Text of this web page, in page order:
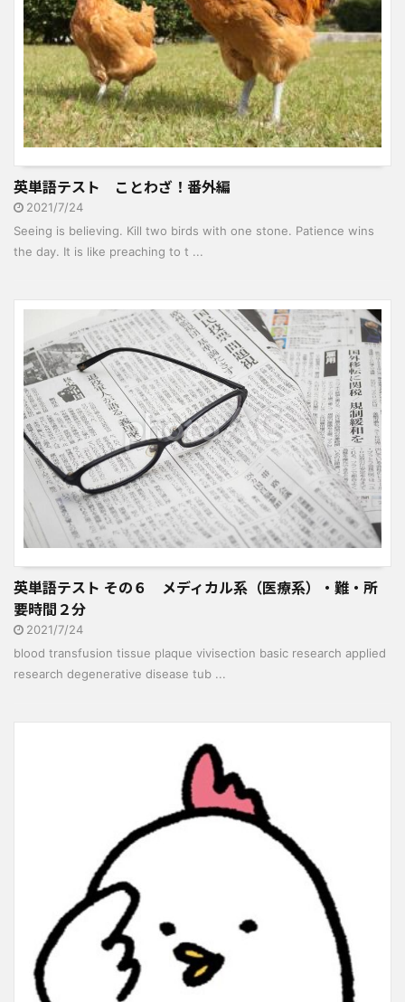
英単語テスト ことわざ！番外編
2021/7/24
Seeing is believing. Kill two birds with one stone. Patience wins
the day. It is like preaching to t ...
英単語テスト その６ メディカル系（医療系）・難・所
要時間２分
2021/7/24
blood transfusion tissue plaque vivisection basic research applied
research degenerative disease tub ...